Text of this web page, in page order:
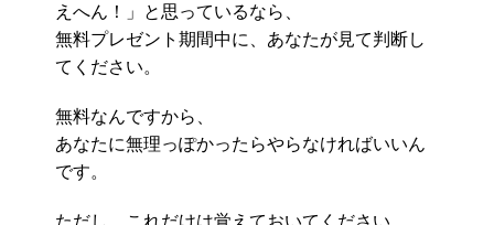
えへん！」と思っているなら、
無料プレゼント期間中に、あなたが見て判断し
てください。
無料なんですから、
あなたに無理っぽかったらやらなければいいん
です。
ただし、これだけは覚えておいてください。